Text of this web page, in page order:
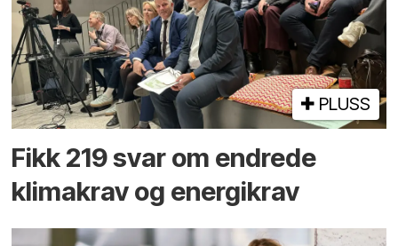
PLUSS
Fikk 219 svar om endrede
klimakrav og energikrav